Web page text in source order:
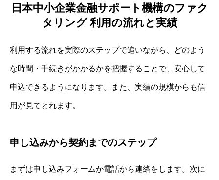
日本中小企業金融サポート機構のファク
タリング 利用の流れと実績
利用する流れを実際のステップで追いながら、どのよう
な時間・手続きがかかるかを把握することで、安心して
申込できるようになります。また、実績の規模からも信
用が見てとれます。
申し込みから契約までのステップ
まずは申し込みフォームか電話から連絡をします。次に